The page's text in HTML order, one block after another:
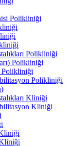
Polikliniği
Polikliniği
Polikliniği
Polikliniği
Polikliniği
Kliniği
Kliniği